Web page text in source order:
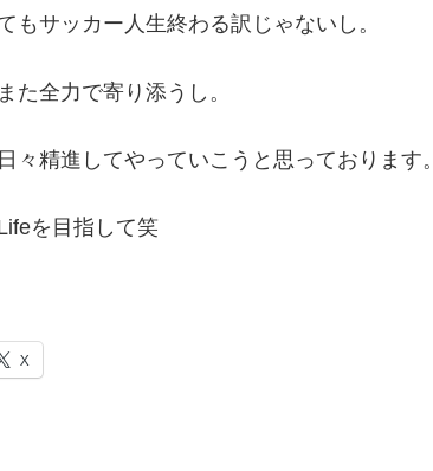
もサッカー人生終わる訳じゃないし。
た全力で寄り添うし。
々精進してやっていこうと思っております。
を目指して笑
X